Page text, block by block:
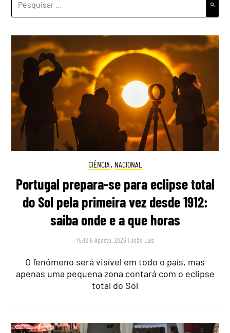
POR:
CIÊNCIA , NACIONAL
Portugal prepara-se para eclipse total
do Sol pela primeira vez desde 1912:
saiba onde e a que horas
15:10 6 Agosto, 2026 |João Luís
O fenómeno será visível em todo o país, mas
apenas uma pequena zona contará com o eclipse
total do Sol